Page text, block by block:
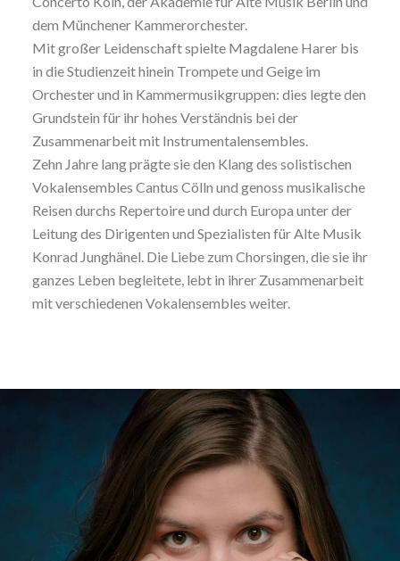
dem Münchener Kammerorchester.
Mit großer Leidenschaft spielte Magdalene Harer bis
in die Studienzeit hinein Trompete und Geige im
Orchester und in Kammermusikgruppen: dies legte den
Grundstein für ihr hohes Verständnis bei der
Zusammenarbeit mit Instrumentalensembles.
Zehn Jahre lang prägte sie den Klang des solistischen
Vokalensembles Cantus Cölln und genoss musikalische
Reisen durchs Repertoire und durch Europa unter der
Leitung des Dirigenten und Spezialisten für Alte Musik
Konrad Junghänel. Die Liebe zum Chorsingen, die sie ihr
ganzes Leben begleitete, lebt in ihrer Zusammenarbeit
mit verschiedenen Vokalensembles weiter.